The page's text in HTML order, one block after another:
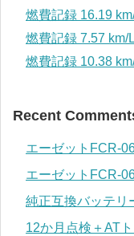
燃費記録 16.19
燃費記録 7.57 km/L
燃費記録 10.38
Recent
エーゼットFCR-
エーゼットFCR-
純正互換バッテリ
12か月点検＋AT